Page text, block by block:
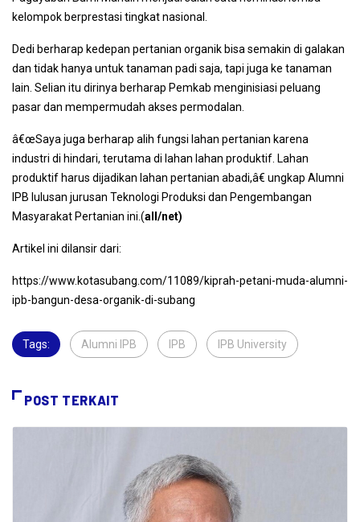
kelompok berprestasi tingkat nasional.
Dedi berharap kedepan pertanian organik bisa semakin di galakan
dan tidak hanya untuk tanaman padi saja, tapi juga ke tanaman
lain. Selian itu dirinya berharap Pemkab menginisiasi peluang
pasar dan mempermudah akses permodalan.
â€œSaya juga berharap alih fungsi lahan pertanian karena
industri di hindari, terutama di lahan lahan produktif. Lahan
produktif harus dijadikan lahan pertanian abadi,â€ ungkap Alumni
IPB lulusan jurusan Teknologi Produksi dan Pengembangan
Masyarakat Pertanian ini.(all/net)
Artikel ini dilansir dari:
https://www.kotasubang.com/11089/kiprah-petani-muda-alumni-
ipb-bangun-desa-organik-di-subang
Tags: Alumni IPB IPB IPB University
POST TERKAIT